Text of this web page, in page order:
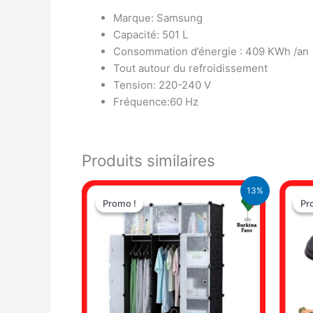
Marque: Samsung
Capacité: 501 L
Consommation d’énergie : 409 KWh /an
Tout autour du refroidissement
Tension: 220-240 V
Fréquence:60 Hz
Produits similaires
13%
Promo !
Promo !
Le
initial
était :
40.000 CFA.
Le
actuel
est :
35.000 CFA.